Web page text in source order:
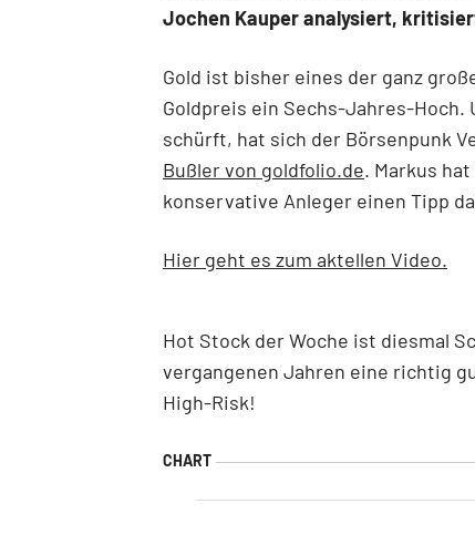
Jochen Kauper analysiert,
Gold ist bisher eines der ganz
Goldpreis ein Sechs-Jahres-Hoch.
schürft, hat sich der Börsenpunk
Bußler von goldfolio.de. Markus
konservative Anleger einen Tipp
Hier geht es zum aktellen Video.
Hot Stock der Woche ist diesmal
vergangenen Jahren eine richtig
High-Risk!